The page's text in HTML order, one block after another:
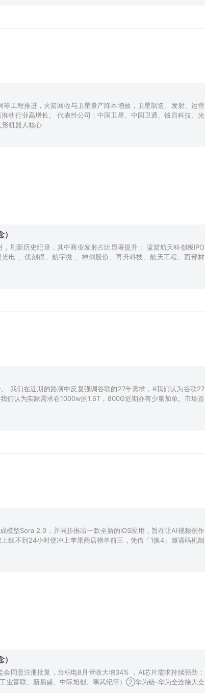
工程推进，火箭回收与卫星量产降本增效，卫星制造、发射、运营
动行业高增长。 代表性公司：中国卫星、中国卫通、铖昌科技、光
形机器人核心
刷新历史纪录，其中商业发射占比显著提升； 蓝箭航天科创板IPO
电 、优刻得、航宇微 、神剑股份、再升科技、航天工程、西部材
我们在近期的路演中反复强调谷歌的27年需求，#我们认为谷歌27
们认为实际需求在1000w的1.6T，800G近期亦有少量加单。市场首
模型Sora 2.0，并同步推出一款全新的iOS应用，旨在让AI视频创作
线不到24小时便冲上苹果商店榜单前三，凭借「1换4」邀请码机制
同意注册批复，台积电8月营收大增34% ，AI芯片需求持续强劲；
业富联、新易盛、中际旭创、寒武纪等）②华为链-华为全连接大会